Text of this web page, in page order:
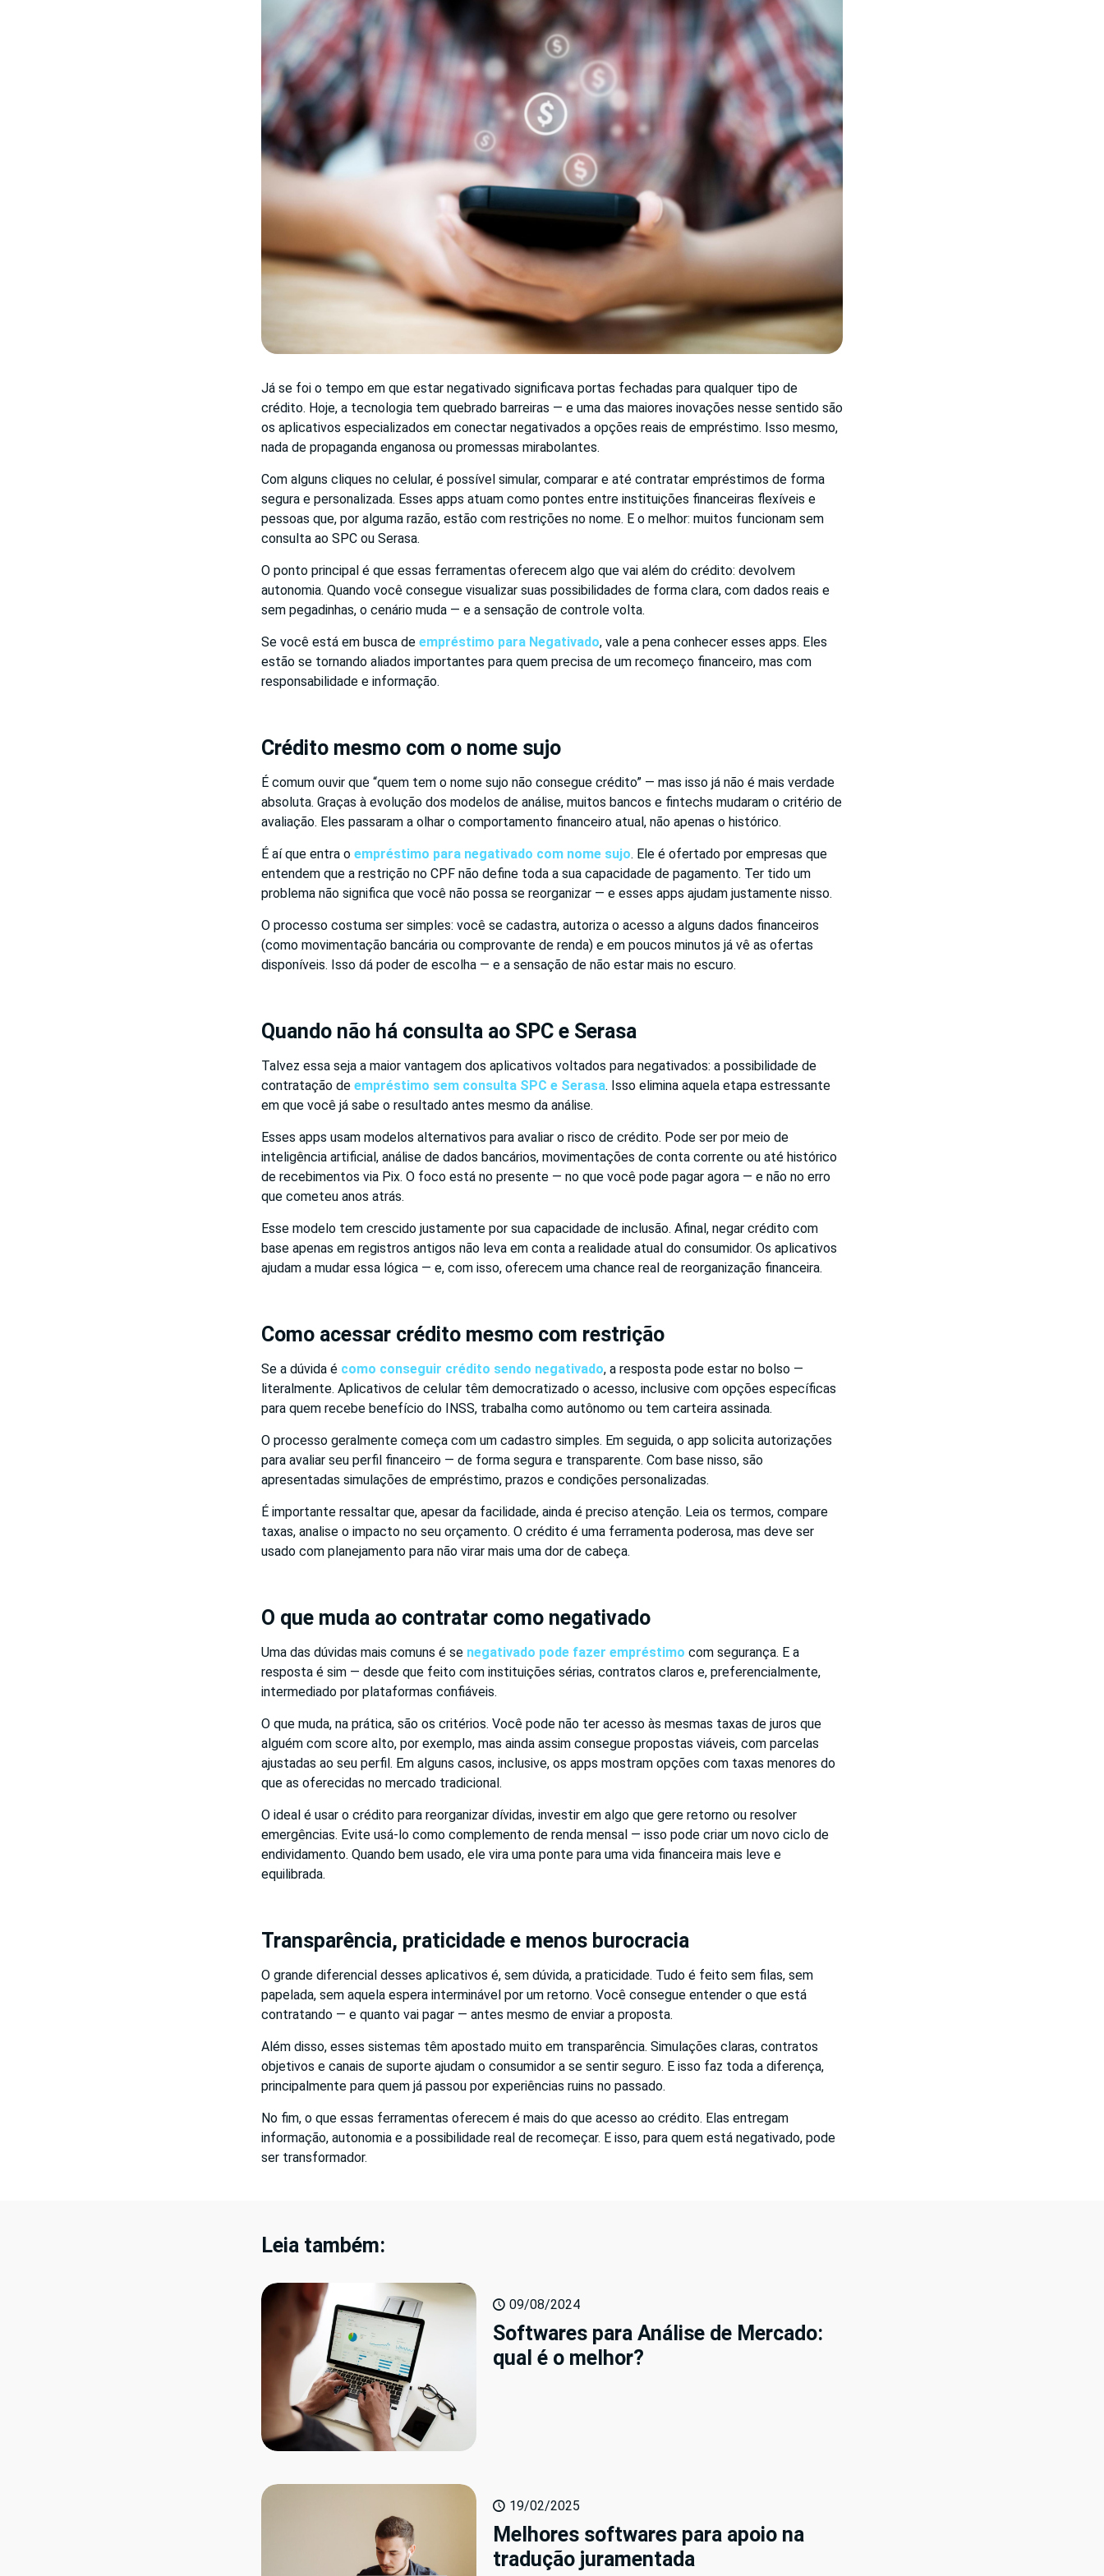
Já se foi o tempo em que estar negativado significava portas fechadas para qualquer tipo de
crédito. Hoje, a tecnologia tem quebrado barreiras — e uma das maiores inovações nesse sentido são
os aplicativos especializados em conectar negativados a opções reais de empréstimo. Isso mesmo,
nada de propaganda enganosa ou promessas mirabolantes.
Com alguns cliques no celular, é possível simular, comparar e até contratar empréstimos de forma
segura e personalizada. Esses apps atuam como pontes entre instituições financeiras flexíveis e
pessoas que, por alguma razão, estão com restrições no nome. E o melhor: muitos funcionam sem
consulta ao SPC ou Serasa.
O ponto principal é que essas ferramentas oferecem algo que vai além do crédito: devolvem
autonomia. Quando você consegue visualizar suas possibilidades de forma clara, com dados reais e
sem pegadinhas, o cenário muda — e a sensação de controle volta.
Se você está em busca de empréstimo para Negativado, vale a pena conhecer esses apps. Eles
estão se tornando aliados importantes para quem precisa de um recomeço financeiro, mas com
responsabilidade e informação.
Crédito mesmo com o nome sujo
É comum ouvir que “quem tem o nome sujo não consegue crédito” — mas isso já não é mais verdade
absoluta. Graças à evolução dos modelos de análise, muitos bancos e fintechs mudaram o critério de
avaliação. Eles passaram a olhar o comportamento financeiro atual, não apenas o histórico.
É aí que entra o empréstimo para negativado com nome sujo. Ele é ofertado por empresas que
entendem que a restrição no CPF não define toda a sua capacidade de pagamento. Ter tido um
problema não significa que você não possa se reorganizar — e esses apps ajudam justamente nisso.
O processo costuma ser simples: você se cadastra, autoriza o acesso a alguns dados financeiros
(como movimentação bancária ou comprovante de renda) e em poucos minutos já vê as ofertas
disponíveis. Isso dá poder de escolha — e a sensação de não estar mais no escuro.
Quando não há consulta ao SPC e Serasa
Talvez essa seja a maior vantagem dos aplicativos voltados para negativados: a possibilidade de
contratação de empréstimo sem consulta SPC e Serasa. Isso elimina aquela etapa estressante
em que você já sabe o resultado antes mesmo da análise.
Esses apps usam modelos alternativos para avaliar o risco de crédito. Pode ser por meio de
inteligência artificial, análise de dados bancários, movimentações de conta corrente ou até histórico
de recebimentos via Pix. O foco está no presente — no que você pode pagar agora — e não no erro
que cometeu anos atrás.
Esse modelo tem crescido justamente por sua capacidade de inclusão. Afinal, negar crédito com
base apenas em registros antigos não leva em conta a realidade atual do consumidor. Os aplicativos
ajudam a mudar essa lógica — e, com isso, oferecem uma chance real de reorganização financeira.
Como acessar crédito mesmo com restrição
Se a dúvida é como conseguir crédito sendo negativado, a resposta pode estar no bolso —
literalmente. Aplicativos de celular têm democratizado o acesso, inclusive com opções específicas
para quem recebe benefício do INSS, trabalha como autônomo ou tem carteira assinada.
O processo geralmente começa com um cadastro simples. Em seguida, o app solicita autorizações
para avaliar seu perfil financeiro — de forma segura e transparente. Com base nisso, são
apresentadas simulações de empréstimo, prazos e condições personalizadas.
É importante ressaltar que, apesar da facilidade, ainda é preciso atenção. Leia os termos, compare
taxas, analise o impacto no seu orçamento. O crédito é uma ferramenta poderosa, mas deve ser
usado com planejamento para não virar mais uma dor de cabeça.
O que muda ao contratar como negativado
Uma das dúvidas mais comuns é se negativado pode fazer empréstimo com segurança. E a
resposta é sim — desde que feito com instituições sérias, contratos claros e, preferencialmente,
intermediado por plataformas confiáveis.
O que muda, na prática, são os critérios. Você pode não ter acesso às mesmas taxas de juros que
alguém com score alto, por exemplo, mas ainda assim consegue propostas viáveis, com parcelas
ajustadas ao seu perfil. Em alguns casos, inclusive, os apps mostram opções com taxas menores do
que as oferecidas no mercado tradicional.
O ideal é usar o crédito para reorganizar dívidas, investir em algo que gere retorno ou resolver
emergências. Evite usá-lo como complemento de renda mensal — isso pode criar um novo ciclo de
endividamento. Quando bem usado, ele vira uma ponte para uma vida financeira mais leve e
equilibrada.
Transparência, praticidade e menos burocracia
O grande diferencial desses aplicativos é, sem dúvida, a praticidade. Tudo é feito sem filas, sem
papelada, sem aquela espera interminável por um retorno. Você consegue entender o que está
contratando — e quanto vai pagar — antes mesmo de enviar a proposta.
Além disso, esses sistemas têm apostado muito em transparência. Simulações claras, contratos
objetivos e canais de suporte ajudam o consumidor a se sentir seguro. E isso faz toda a diferença,
principalmente para quem já passou por experiências ruins no passado.
No fim, o que essas ferramentas oferecem é mais do que acesso ao crédito. Elas entregam
informação, autonomia e a possibilidade real de recomeçar. E isso, para quem está negativado, pode
ser transformador.
Leia também:
09/08/2024
Softwares para Análise de Mercado:
qual é o melhor?
19/02/2025
Melhores softwares para apoio na
tradução juramentada